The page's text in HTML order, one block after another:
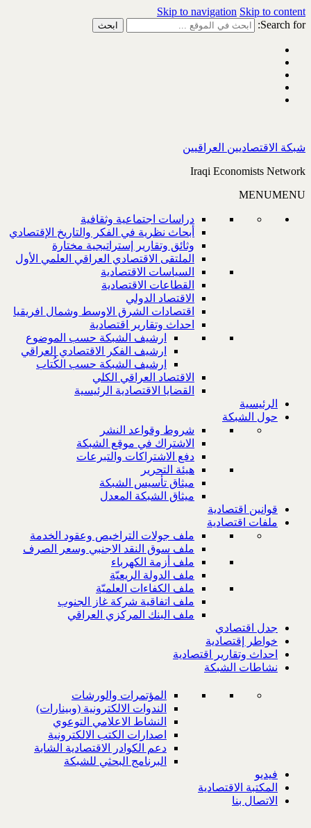
Skip to navigation Skip to content
Search for:
شبكة الاقتصاديين العراقيين
Iraqi Economists Network
MENUMENU
دراسات اجتماعية وثقافية
أبحاث نظرية في الفكر والتاريخ الإقتصادي
وثائق وتقارير إستراتيجية مختارة
الملتقى الاقتصادي العراقي العلمي الأول
السياسات الاقتصادية
القطاعات الاقتصادية
الاقتصاد الدولي
اقتصادات الشرق الاوسط وشمال افريقيا
احداث وتقارير اقتصادية
ارشيف الشبكة حسب الموضوع
ارشيف الفكر الاقتصادي العراقي
ارشيف الشبكة حسب الكُتاب
الاقتصاد العراقي الكلي
القضايا الاقتصادية الرئيسية
الرئيسية
حول الشبكة
شروط وقواعد النشر
الاشتراك في موقع الشبكة
دفع الاشتراكات والتبرعات
هيئة التحرير
ميثاق تأسيس الشبكة
ميثاق الشبكة المعدل
قوانين اقتصادية
ملفات اقتصادية
ملف جولات التراخيص وعقود الخدمة
ملف سوق النقد الاجنبي وسعر الصرف
ملف أزمة الكهرباء
ملف الدولة الريعيّة
ملف الكفاءات العلميّة
ملف اتفاقية شركة غاز الجنوب
ملف البنك المركزي العراقي
جدل اقتصادي
خواطر إقتصادية
احداث وتقارير اقتصادية
نشاطات الشبكة
المؤتمرات والورشات
الندوات الالكترونية (وبينارات)
النشاط الاعلامي التوعوي
اصدارات الكتب الالكترونية
دعم الكوادر الاقتصادية الشابة
البرنامج البحثي للشبكة
فيديو
المكتبة الاقتصادية
الاتصال بنا